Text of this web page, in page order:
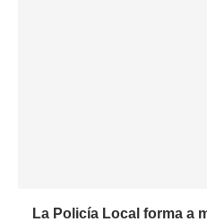
La Policía Local forma a